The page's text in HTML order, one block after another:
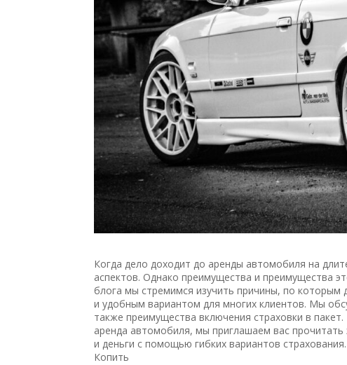
Когда дело доходит до аренды автомобиля на
аспектов. Однако преимущества и преимущества
блога мы стремимся изучить причины, по
и удобным вариантом для многих клиентов. Мы
также преимущества включения страховки в
аренда автомобиля, мы приглашаем вас
и деньги с помощью гибких вариантов
Копить